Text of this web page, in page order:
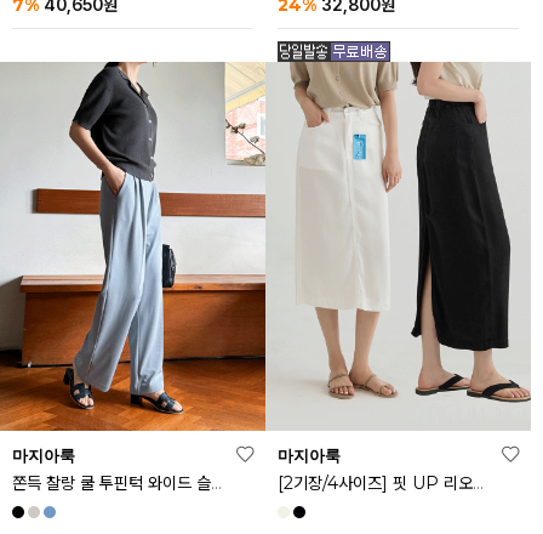
7% 40,650원 32,800원
마지아룩
쫀득 찰랑 쿨 투핀턱 와이드 슬랙스
마지아룩
[2기장/4사이즈] 핏 UP 리오셀 스판 스커트